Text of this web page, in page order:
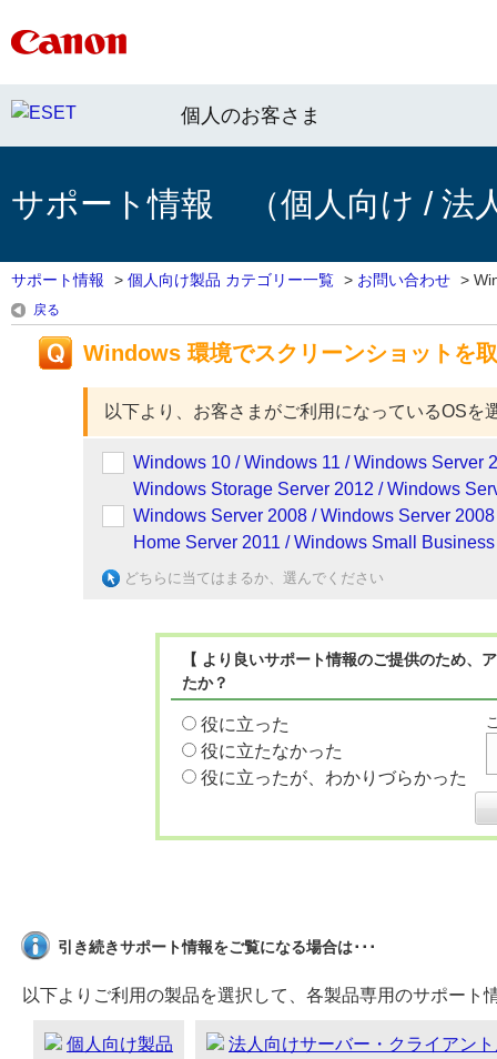
個人のお客さま
サポート情報 （個人向け / 法
サポート情報 > 個人向け製品 カテゴリー一覧 > お問い合わせ >
戻る
Windows 環境でスクリーンショットを
以下より、お客さまがご利用になっているOSを
Windows 10 / Windows 11 / Windows Server
Windows Storage Server 2012 / Windows
Windows Server 2008 / Windows Server
Home Server 2011 / Windows Small
どちらに当てはまるか、選んでください
【 より良いサポート情報のご提供のため
たか？
役に立った
役に立たなかった
役に立ったが、わかりづらかった
引き続きサポート情報をご覧になる場合は･･･
以下よりご利用の製品を選択して、各製品専用のサポート
個人向け製品 法人向けサーバー・クライアン